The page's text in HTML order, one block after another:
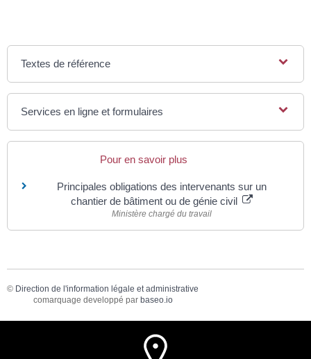
Textes de référence
Services en ligne et formulaires
Pour en savoir plus
Principales obligations des intervenants sur un
chantier de bâtiment ou de génie civil
Ministère chargé du travail
© Direction de l'information légale et administrative
comarquage developpé par baseo.io